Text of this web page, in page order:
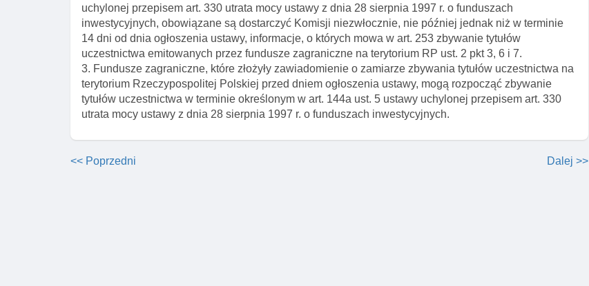
uchylonej przepisem art. 330 utrata mocy ustawy z dnia 28 sierpnia 1997 r. o funduszach
inwestycyjnych, obowiązane są dostarczyć Komisji niezwłocznie, nie później jednak niż w terminie
14 dni od dnia ogłoszenia ustawy, informacje, o których mowa w art. 253 zbywanie tytułów
uczestnictwa emitowanych przez fundusze zagraniczne na terytorium RP ust. 2 pkt 3, 6 i 7.
3. Fundusze zagraniczne, które złożyły zawiadomienie o zamiarze zbywania tytułów uczestnictwa na
terytorium Rzeczypospolitej Polskiej przed dniem ogłoszenia ustawy, mogą rozpocząć zbywanie
tytułów uczestnictwa w terminie określonym w art. 144a ust. 5 ustawy uchylonej przepisem art. 330
utrata mocy ustawy z dnia 28 sierpnia 1997 r. o funduszach inwestycyjnych.
<< Poprzedni Dalej >>